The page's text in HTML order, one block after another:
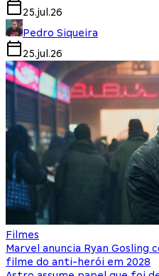
25.jul.26
Pedro Siqueira
25.jul.26
Filmes
Marvel anuncia Ryan Gosling
filme do anti-herói em 2028